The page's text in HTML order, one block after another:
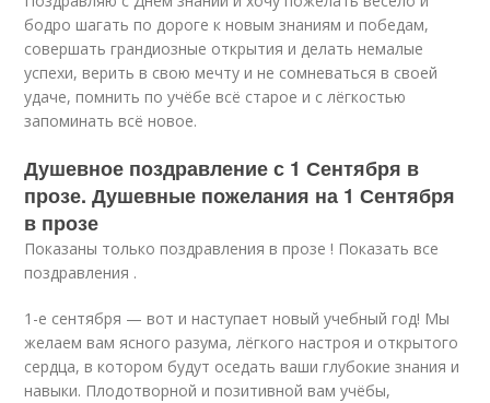
бодро шагать по дороге к новым знаниям и победам,
совершать грандиозные открытия и делать немалые
успехи, верить в свою мечту и не сомневаться в своей
удаче, помнить по учёбе всё старое и с лёгкостью
запоминать всё новое.
Душевное поздравление с 1 Сентября в
прозе. Душевные пожелания на 1 Сентября
в прозе
Показаны только поздравления в прозе ! Показать все
поздравления .
1-е сентября — вот и наступает новый учебный год! Мы
желаем вам ясного разума, лёгкого настроя и открытого
сердца, в котором будут оседать ваши глубокие знания и
навыки. Плодотворной и позитивной вам учёбы,